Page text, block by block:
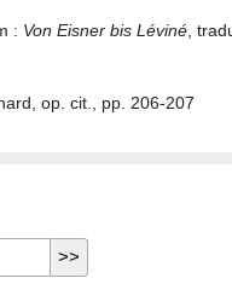
: Von Eisner bis Léviné ,
op. cit., pp. 206-207